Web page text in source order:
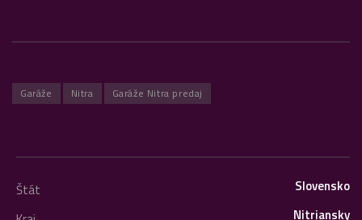
Garáže Nitra Garáže Nitra predaj
Štát
Slovensko
Nitriansky